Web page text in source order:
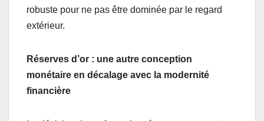
robuste pour ne pas être dominée par le regard
extérieur.
Réserves d’or : une autre conception
monétaire en décalage avec la modernité
financière